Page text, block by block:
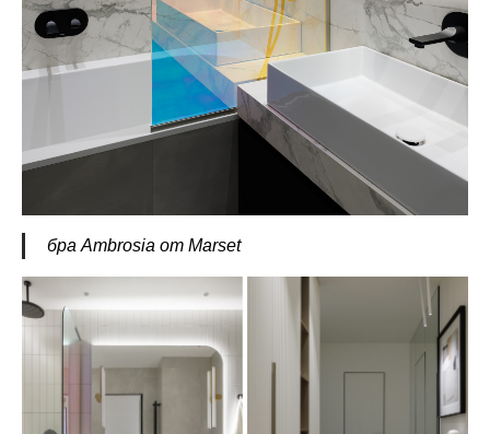
бра Ambrosia от Marset